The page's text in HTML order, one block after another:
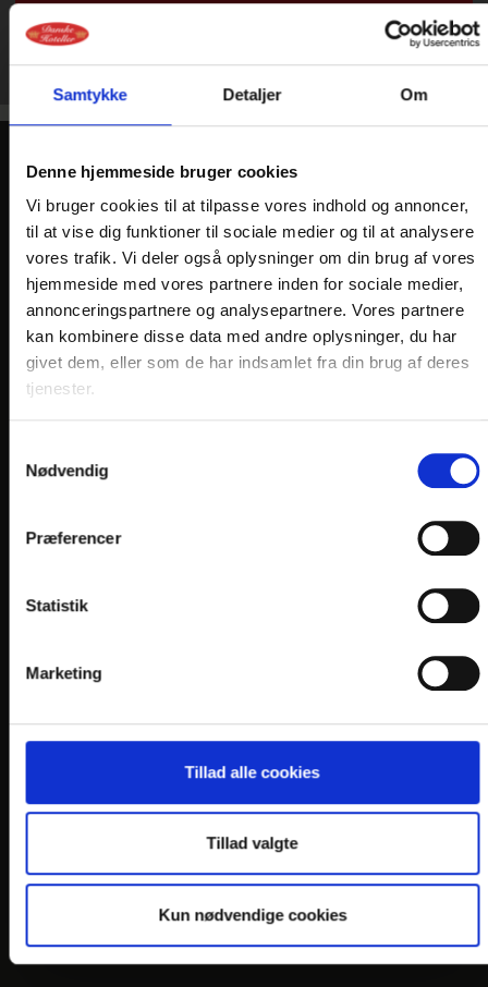
Samtykke Detaljer Om
Denne hjemmeside bruger cookies
Vi bruger cookies til at tilpasse vores indhold og annoncer,
til at vise dig funktioner til sociale medier og til at analysere
vores trafik. Vi deler også oplysninger om din brug af vores
hjemmeside med vores partnere inden for sociale medier,
annonceringspartnere og analysepartnere. Vores partnere
kan kombinere disse data med andre oplysninger, du har
givet dem, eller som de har indsamlet fra din brug af deres
tjenester.
Nødvendig
Præferencer
Statistik
Marketing
Tillad alle cookies
Tillad valgte
Kun nødvendige cookies
KONTAKT
Hotel Falken
Falkevej 3
DK-6920 Videbæk
Telefon: +45 9717 1550
E-mail:info@hotelfalken.dk
COOKIEPOLITIK
JOB PÅ HOTELLET
DANSKE HOTELLER
FIND OS